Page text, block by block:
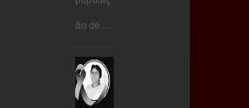
ão de ...